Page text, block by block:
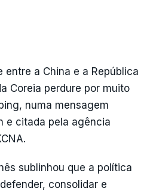
entre a China e a República
Coreia perdure por muito
numa mensagem
e citada pela agência
sublinhou que a política
consolidar e